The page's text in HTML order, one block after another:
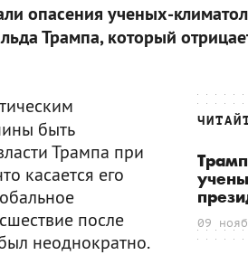
опасения ученых-
Трампа, который
09
быть
Трампа при
касается его
после
неоднократно.